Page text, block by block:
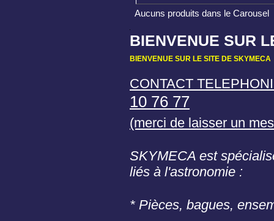
Aucuns produits dans le Carousel
BIENVENUE SUR
BIENVENUE SUR LE SITE DE SKYMECA
CONTACT
10 76 77
(merci de laisser un
SKYMECA est
liés à l'astronomie :
* Pièces, bagues,